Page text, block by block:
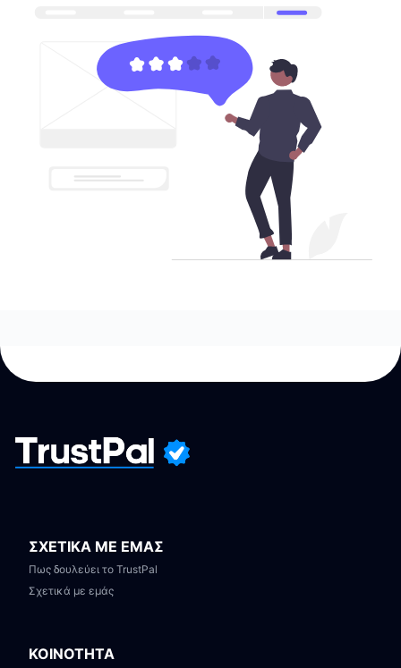
ΣΧΕΤΙΚΑ ΜΕ ΕΜΑΣ
Πως δουλεύει το TrustPal
Σχετικά με εμάς
ΚΟΙΝΟΤΗΤΑ